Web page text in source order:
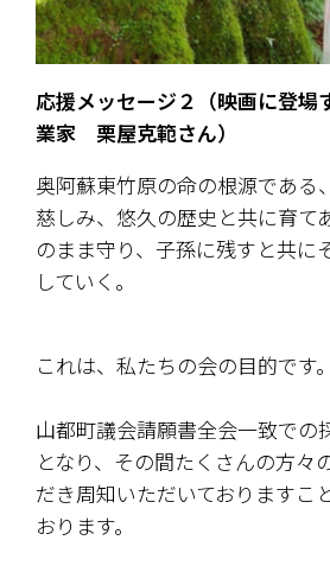
応援メッセージ２（映画に登場
業家　栗屋克範さん）
奥阿蘇東竹原の命の根源である
慈しみ、悠久の歴史と共に育て
のまま守り、子孫に残すと共に
していく。
これは、私たちの会の目的です。
山都町議会請願書全会一致での
となり、その間たくさんの方々
だき周知いただいておりますこ
おります。